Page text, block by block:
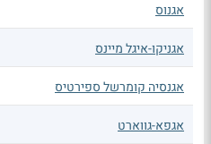
אגנוס
אגניקו-איגל מיינס
אגנסיה קומרשל ספירטיס
אגפא-גווארט